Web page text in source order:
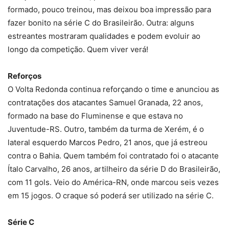
formado, pouco treinou, mas deixou boa impressão para
fazer bonito na série C do Brasileirão. Outra: alguns
estreantes mostraram qualidades e podem evoluir ao
longo da competição. Quem viver verá!
Reforços
O Volta Redonda continua reforçando o time e anunciou as
contratações dos atacantes Samuel Granada, 22 anos,
formado na base do Fluminense e que estava no
Juventude-RS. Outro, também da turma de Xerém, é o
lateral esquerdo Marcos Pedro, 21 anos, que já estreou
contra o Bahia. Quem também foi contratado foi o atacante
Ítalo Carvalho, 26 anos, artilheiro da série D do Brasileirão,
com 11 gols. Veio do América-RN, onde marcou seis vezes
em 15 jogos. O craque só poderá ser utilizado na série C.
Série C